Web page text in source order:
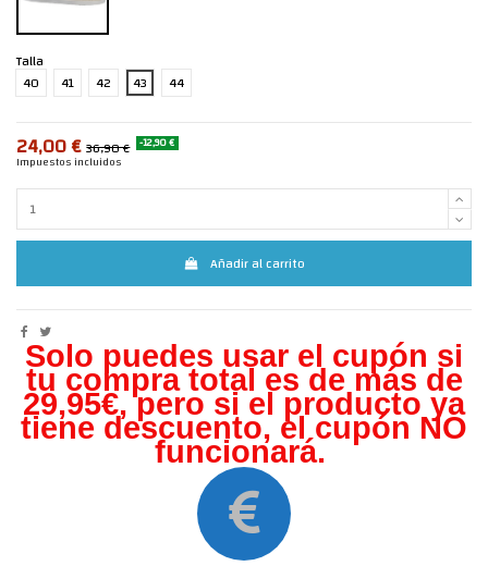
Talla
40
41 42 43 44
24,00 € 36,90 € -12,90 €
Impuestos incluidos
Añadir al carrito
Solo puedes usar el cupón si
tu compra total es de más de
29,95€, pero si el producto ya
tiene descuento, el cupón NO
funcionará.